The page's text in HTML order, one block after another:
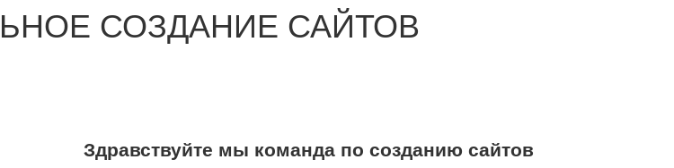
СОЗДАНИЕ САЙТОВ
Здравствуйте мы команда по созданию сайтов